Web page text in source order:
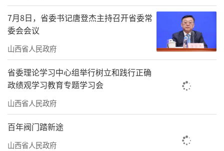
7月8日，省委书记唐登杰主持召开省委常
委会会议
山西省人民政府
省委理论学习中心组举行树立和践行正确
政绩观学习教育专题学习会
山西省人民政府
百年阀门踏新途
山西省人民政府